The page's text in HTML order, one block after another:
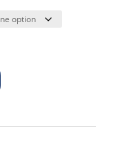
prix :
65,00 €